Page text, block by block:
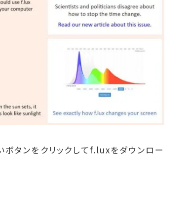
タンをクリックしてf.luxをダウンロー